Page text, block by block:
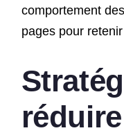
comportement
pages pour retenir